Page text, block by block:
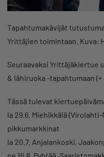
Tapahtumakävijät
Yrittäjien toimintaan. Kuva:
Seuraavaksi Yrittäjäkiertue
& lähiruoka -tapahtumaan (+
Tässä tulevat
la 29.6. Miehikkälä
pikkumarkkinat
la 20.7. Anjalankoski,